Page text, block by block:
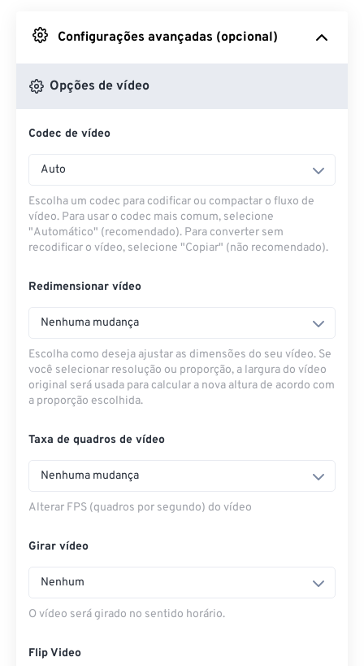
Do Google Drive
Do OneDrive
Configurações avançadas (opcional)
Opções de vídeo
Codec de vídeo
Auto
Escolha um codec para codificar ou compactar o fluxo de
vídeo. Para usar o codec mais comum, selecione
"Automático" (recomendado). Para converter sem
recodificar o vídeo, selecione "Copiar" (não recomendado).
Redimensionar vídeo
Nenhuma mudança
Escolha como deseja ajustar as dimensões do seu vídeo. Se
você selecionar resolução ou proporção, a largura do vídeo
original será usada para calcular a nova altura de acordo com
a proporção escolhida.
Taxa de quadros de vídeo
Nenhuma mudança
Alterar FPS (quadros por segundo) do vídeo
Girar vídeo
Nenhum
O vídeo será girado no sentido horário.
Flip Video